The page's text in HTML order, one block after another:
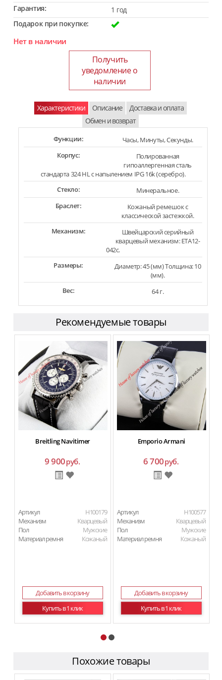
Гарантия:
1 год
Подарок при покупке:
Нет в наличии
Получить
уведомление о
наличии
Характеристики Описание
Доставка и оплата
Обмен и возврат
Функции:
Часы, Минуты, Секунды.
Корпус:
Полированная
гипоаллергенная сталь
стандарта 324 HL с напылением IPG 16k (серебро).
Стекло:
Минеральное.
Браслет:
Кожаный ремешок с
классической застежкой.
Механизм:
Швейцарский серийный
кварцевый механизм: ETA12-
042c.
Размеры:
Диаметр: 45 (мм) Толщина: 10
(мм).
Вес:
64 г.
Рекомендуемые товары
Breitling Navitimer
9 900руб.
Артикул
H100179
Механизм
Кварцевый
Пол
Мужские
Материал ремня
Кожаный
Добавить в корзину
Купить в 1 клик
Emporio Armani
6 700руб.
Артикул
H100577
Механизм
Кварцевый
Пол
Мужские
Материал ремня
Кожаный
Добавить в корзину
Купить в 1 клик
Похожие товары